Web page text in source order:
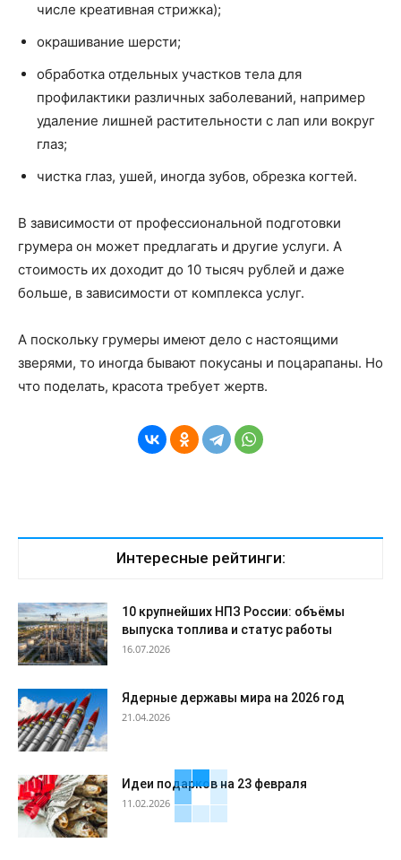
числе креативная стрижка);
окрашивание шерсти;
обработка отдельных участков тела для
профилактики различных заболеваний, например
удаление лишней растительности с лап или вокруг
глаз;
чистка глаз, ушей, иногда зубов, обрезка когтей.
В зависимости от профессиональной подготовки
грумера он может предлагать и другие услуги. А
стоимость их доходит до 10 тысяч рублей и даже
больше, в зависимости от комплекса услуг.
А поскольку грумеры имеют дело с настоящими
зверями, то иногда бывают покусаны и поцарапаны. Но
что поделать, красота требует жертв.
Интересные рейтинги:
10 крупнейших НПЗ России: объёмы
выпуска топлива и статус работы
16.07.2026
Ядерные державы мира на 2026 год
21.04.2026
Идеи подарков на 23 февраля
11.02.2026